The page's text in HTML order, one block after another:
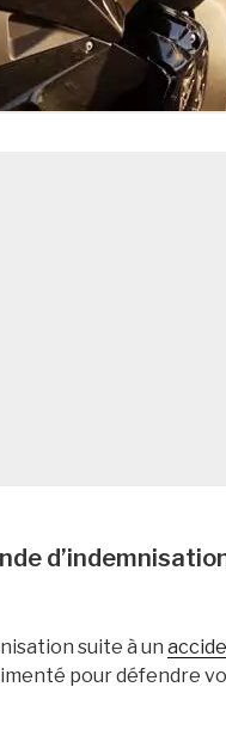
suite à un
pour défendre